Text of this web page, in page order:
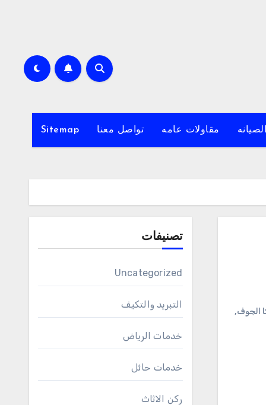
مقاولات عامه تواصل معنا Sitemap
الجوف,
تصنيفات
Uncategorized
التبريد والتكيف
خدمات الرياض
خدمات حائل
ركن الاثاث